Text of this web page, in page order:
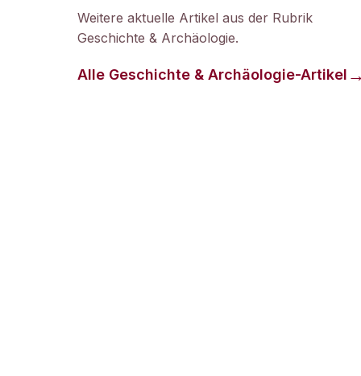
Weitere aktuelle Artikel aus der Rubrik
Geschichte & Archäologie.
Alle Geschichte & Archäologie-Artikel